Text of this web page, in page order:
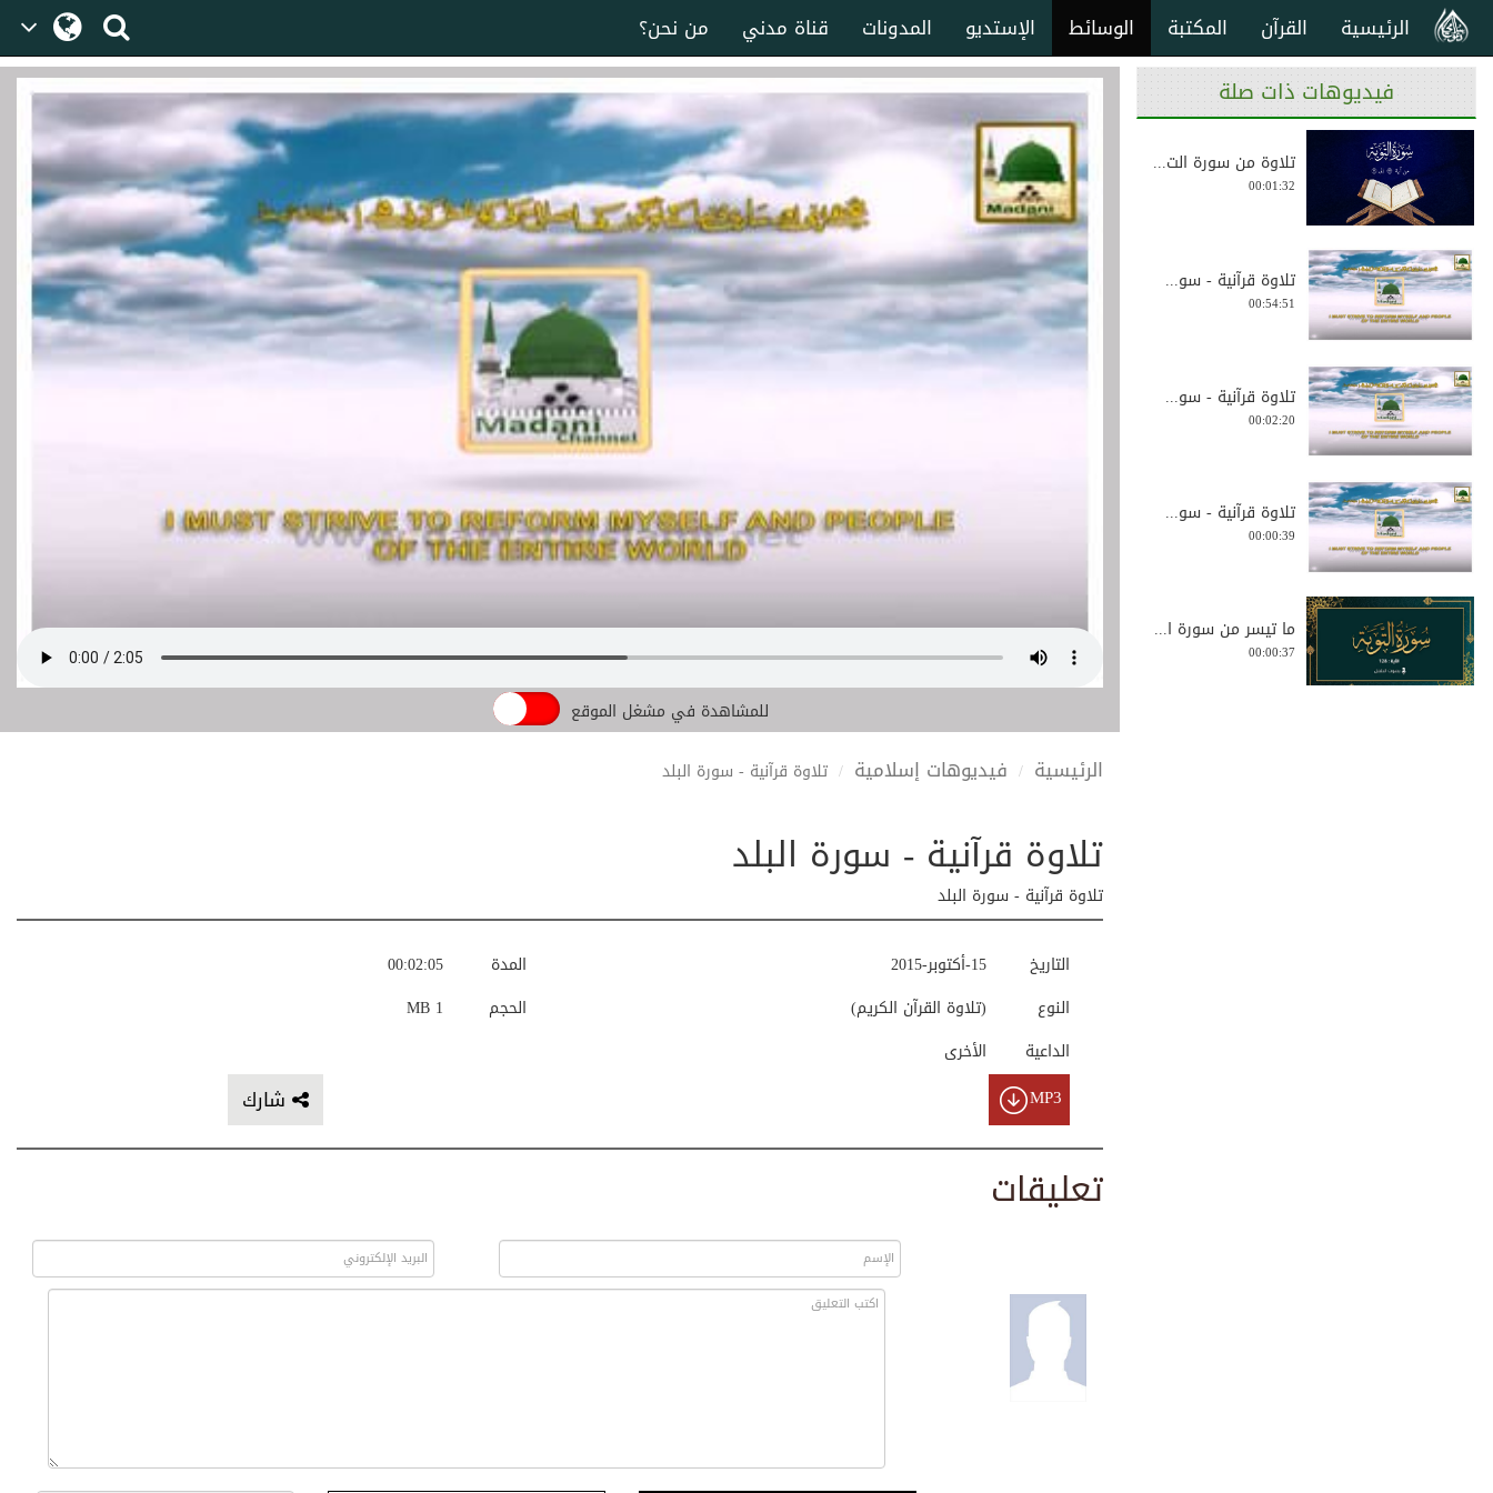
من نحن؟ قناة مدني المدونات الإستديو الوسائط المكتبة القرآن الرئيسية
للمشاهدة في مشغل الموقع
الرئيسية فيديوهات إسلامية تلاوة قرآنية - سورة البلد
تلاوة قرآنية - سورة البلد
تلاوة قرآنية - سورة البلد
00:02:05
المدة
1 MB
الحجم
15-أكتوبر-2015
التاريخ
(تلاوة القرآن الكريم)
النوع
الأخرى
الداعية
شارك MP3
تعليقات
فيديوهات ذات صلة
تلاوة من سورة الت...
00:01:32
تلاوة قرآنية - سو...
00:54:51
تلاوة قرآنية - سو...
00:02:20
تلاوة قرآنية - سو...
00:00:39
ما تيسر من سورة ا...
00:00:37